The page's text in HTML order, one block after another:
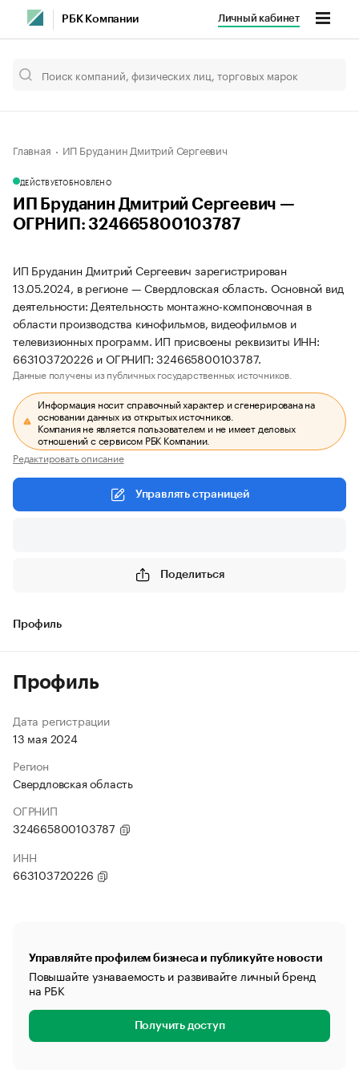
РБК Компании Личный кабинет
Главная ИП Бруданин Дмитрий Сергеевич
ДЕЙСТВУЕТОБНОВЛЕНО
ИП Бруданин Дмитрий Сергеевич —
ОГРНИП: 324665800103787
ИП Бруданин Дмитрий Сергеевич зарегистрирован
13.05.2024, в регионе — Свердловская область. Основной вид
деятельности: Деятельность монтажно-компоновочная в
области производства кинофильмов, видеофильмов и
телевизионных программ. ИП присвоены реквизиты ИНН:
663103720226 и ОГРНИП: 324665800103787.
Данные получены из публичных государственных источников.
Информация носит справочный характер и сгенерирована на
основании данных из открытых источников.
Компания не является пользователем и не имеет деловых
отношений с сервисом РБК Компании.
Редактировать описание
Управлять страницей
Поделиться
Профиль
Профиль
Дата регистрации
13 мая 2024
Регион
Свердловская область
ОГРНИП
324665800103787
ИНН
663103720226
Управляйте профилем бизнеса и публикуйте новости
Повышайте узнаваемость и развивайте личный бренд
на РБК
Получить доступ